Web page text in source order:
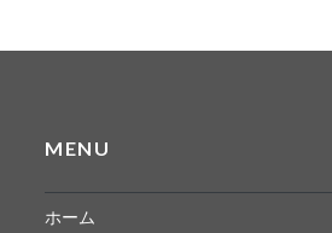
MENU
ホーム